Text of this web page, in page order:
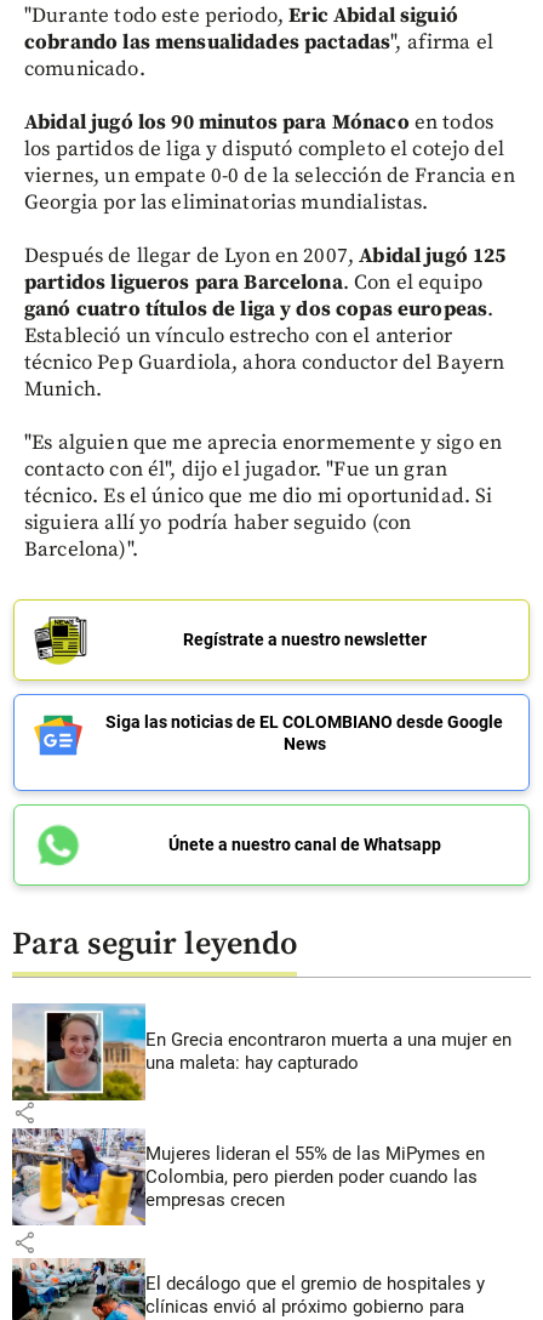
"Durante todo este periodo,Eric Abidal siguió
cobrando las mensualidades pactadas", afirma el
comunicado.
Abidal jugó los 90 minutos para Mónaco en todos
los partidos de liga y disputó completo el cotejo del
viernes, un empate 0-0 de la selección de Francia en
Georgia por las eliminatorias mundialistas.
Después de llegar de Lyon en 2007,Abidal jugó 125
partidos ligueros para Barcelona. Con el equipo
ganó cuatro títulos de liga y dos copas europeas.
Estableció un vínculo estrecho con el anterior
técnico Pep Guardiola, ahora conductor del Bayern
Munich.
"Es alguien que me aprecia enormemente y sigo en
contacto con él", dijo el jugador. "Fue un gran
técnico. Es el único que me dio mi oportunidad. Si
siguiera allí yo podría haber seguido (con
Barcelona)".
Regístrate a nuestro newsletter
Siga las noticias de EL COLOMBIANO desde Google
News
Únete a nuestro canal de Whatsapp
Para seguir leyendo
En Grecia encontraron muerta a una mujer en
una maleta: hay capturado
share
Mujeres lideran el 55% de las MiPymes en
Colombia, pero pierden poder cuando las
empresas crecen
share
El decálogo que el gremio de hospitales y
clínicas envió al próximo gobierno para